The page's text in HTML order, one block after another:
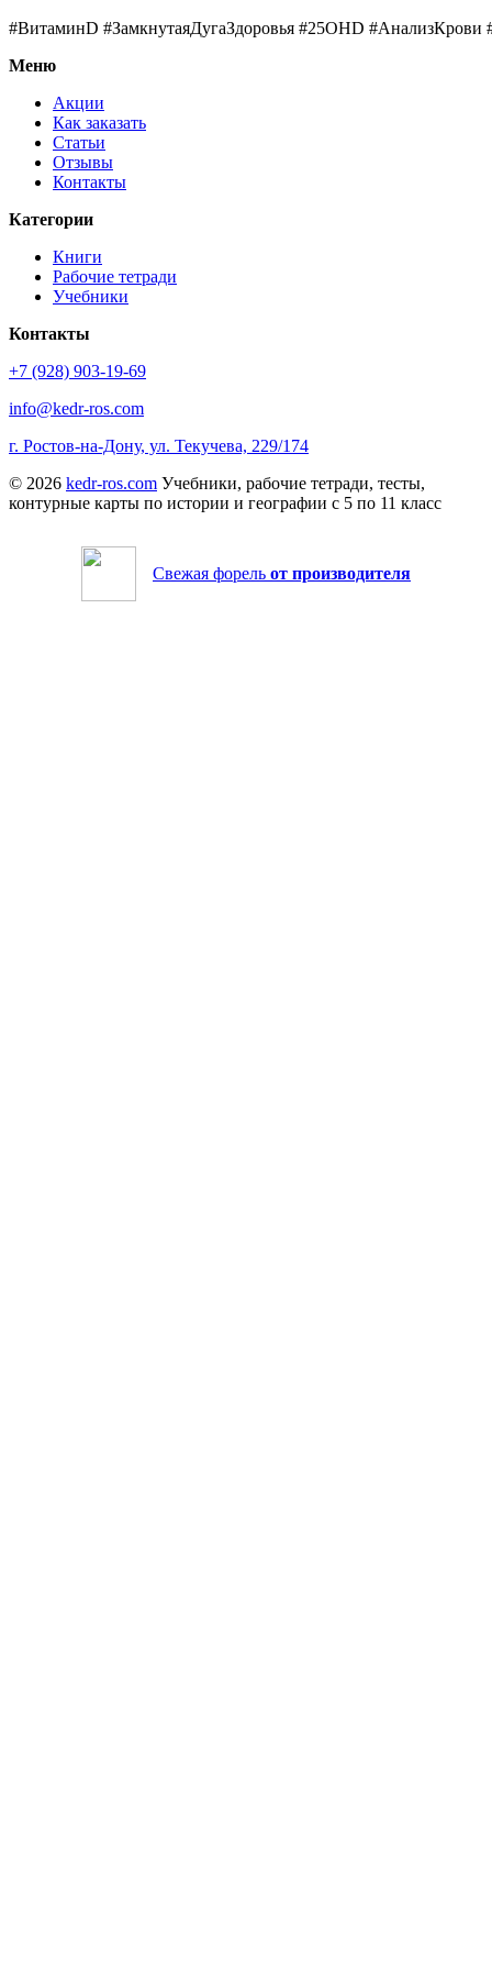
#ВитаминD #ЗамкнутаяДугаЗдоровья #25OHD
Меню
Акции
Как заказать
Статьи
Отзывы
Контакты
Категории
Книги
Рабочие тетради
Учебники
Контакты
+7 (928) 903-19-69
info@kedr-ros.com
г. Ростов-на-Дону, ул. Текучева, 229/174
© 2026 kedr-ros.com Учебники, рабочие тетради, тесты,
контурные карты по истории и географии с 5 по 11 класс
Свежая форель от производителя